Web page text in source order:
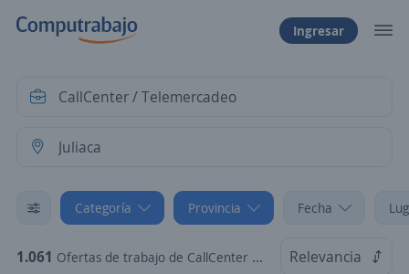
Ingresar
Categoría Provincia Fecha
1.061 Ofertas de trabajo de CallCenter / Telemercadeo en Juliaca, Puno Relevancia